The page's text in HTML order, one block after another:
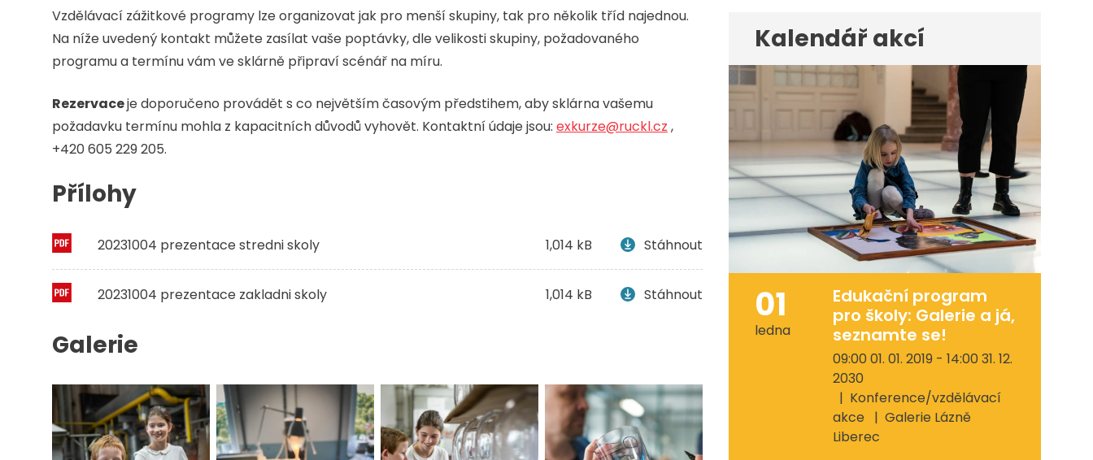
Vzdělávací zážitkové programy lze organizovat jak pro menší skupiny, tak pro několik tříd najednou.
Na níže uvedený kontakt můžete zasílat vaše poptávky, dle velikosti skupiny, požadovaného
programu a termínu vám ve sklárně připraví scénář na míru.
Rezervaceje doporučeno provádět s co největším časovým předstihem, aby sklárna vašemu
požadavku termínu mohla z kapacitních důvodů vyhovět. Kontaktní údaje jsou: exkurze@ruckl.cz ,
+420 605 229 205.
Přílohy
20231004 prezentace stredni skoly 1,014 kB Stáhnout
20231004 prezentace zakladni skoly 1,014 kB Stáhnout
Galerie
Kalendář akcí
01
ledna
Edukační program
pro školy: Galerie a já,
seznamte se!
09:00 01. 01. 2019 - 14:00 31. 12.
2030
Konference/vzdělávací
akce
Galerie Lázně
Liberec